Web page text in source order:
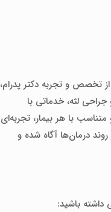
از تخصص و تجربه دکتر پدرام،
جراحی لثه، خدماتی با
با هر بیمار، تجربه‌ای
درمان‌ها آگاه شده و
داشته باشید: